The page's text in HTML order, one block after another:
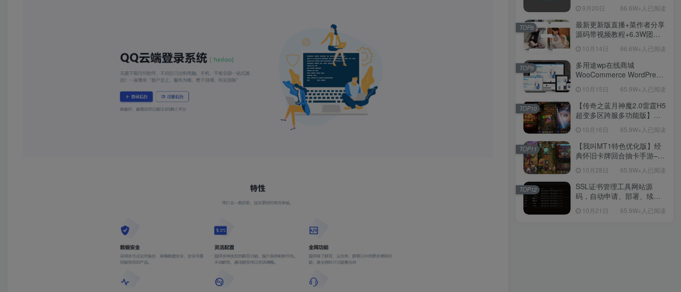
9月20日 66.6W+人已阅读
最新更新版直播+菜作者分享
源码带视频教程+6.3W团购
【源码+教程】
10月14日 66.6W+人已阅读
TOP8
多用途wp在线商城
WooCommerce WordPress
10月15日 65.9W+人已阅读
TOP9
【传奇之蓝月神魔2.0雷霆H5
超变多区跨服多功能版】三
理单机一键即玩镜像端-打包
Linux服务端源码-视频架设
教程
10月16日 65.9W+人已阅读
TOP10
【我叫MT1特色优化版】经
典怀旧卡牌回合抽卡手游–打
教程-多功能GM后台工具-网
页注册-安卓版本！
10月28日 65.9W+人已阅读
TOP11
SSL证书管理工具网站源
码，自动申请、部署、续期
10月21日 65.9W+人已阅读
TOP12